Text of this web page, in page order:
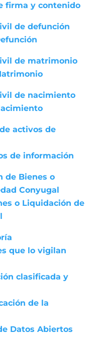
firma y contenido
de defunción
de matrimonio
de nacimiento
activos de
de información
de Bienes o
Conyugal
o Liquidación de
que lo vigilan
clasificada y
de la
Datos Abiertos